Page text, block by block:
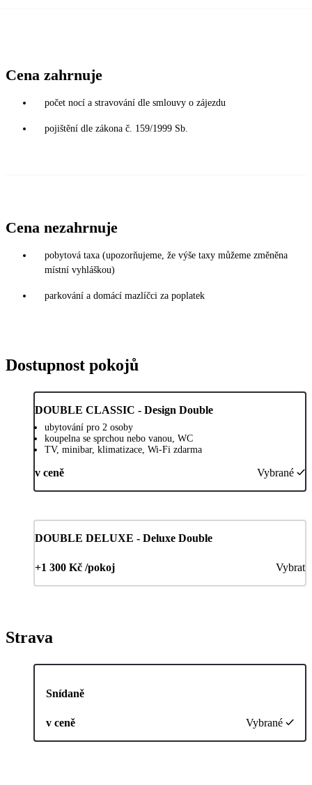
Cena zahrnuje
počet nocí a stravování dle smlouvy o zájezdu
pojištění dle zákona č. 159/1999 Sb.
Cena nezahrnuje
pobytová taxa (upozorňujeme, že výše taxy můžeme změněna
místní vyhláškou)
parkování a domácí mazlíčci za poplatek
Dostupnost pokojů
DOUBLE CLASSIC - Design Double
ubytování pro 2 osoby
koupelna se sprchou nebo vanou, WC
TV, minibar, klimatizace, Wi-Fi zdarma
v ceně Vybrané
DOUBLE DELUXE - Deluxe Double
+1 300 Kč /pokoj Vybrat
Strava
Snídaně
v ceně Vybrané